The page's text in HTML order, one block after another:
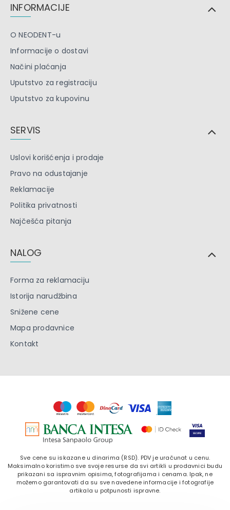
INFORMACIJE
O NEODENT-u
Informacije o dostavi
Načini plaćanja
Uputstvo za registraciju
Uputstvo za kupovinu
SERVIS
Uslovi korišćenja i prodaje
Pravo na odustajanje
Reklamacije
Politika privatnosti
Najčešća pitanja
NALOG
Forma za reklamaciju
Istorija narudžbina
Snižene cene
Mapa prodavnice
Kontakt
Sve cene su iskazane u dinarima (RSD). PDV je uračunat u cenu.
Maksimalno koristimo sve svoje resurse da svi artikli u prodavnici budu
prikazani sa ispravnim opisima, fotografijama i cenama. Ipak, ne
možemo garantovati da su sve navedene informacije i fotografije
artikala u potpunosti ispravne.